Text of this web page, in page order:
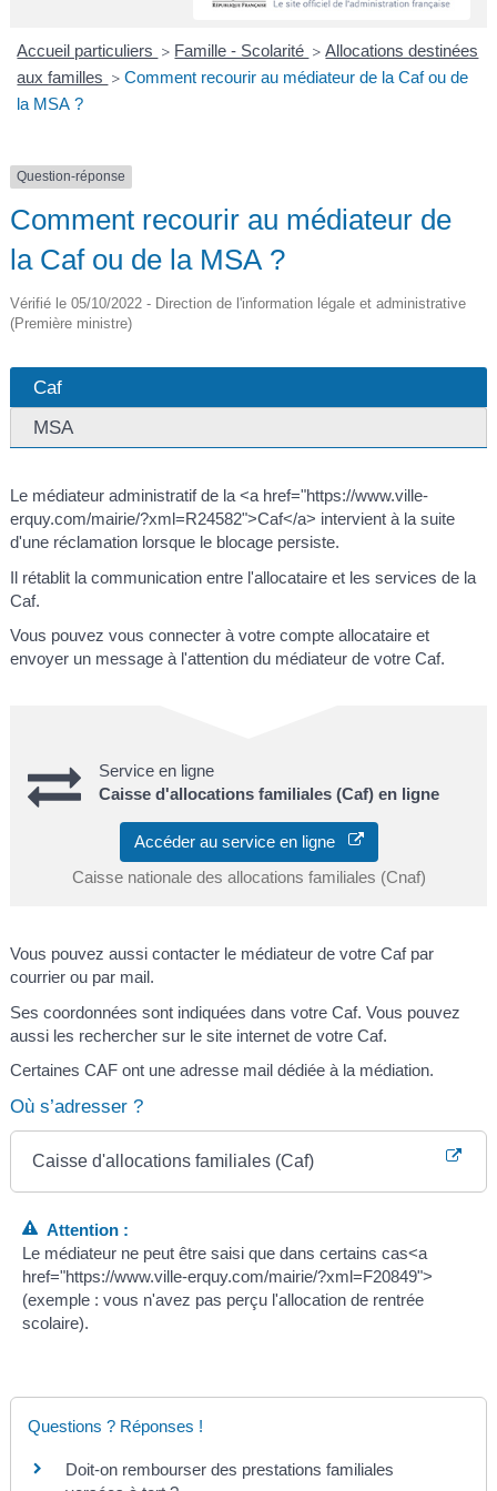
R IE
Accueil particuliers > Famille - Scolarité > Allocations destinées
aux familles > Comment recourir au médiateur de la Caf ou de
la MSA ?
Question-réponse
Comment recourir au médiateur de
la Caf ou de la MSA ?
Vérifié le 05/10/2022 - Direction de l'information légale et administrative
(Première ministre)
Caf
MSA
Le médiateur administratif de la <a href="https://www.ville-
erquy.com/mairie/?xml=R24582">Caf</a> intervient à la suite
d'une réclamation lorsque le blocage persiste.
Il rétablit la communication entre l'allocataire et les services de la
Caf.
Vous pouvez vous connecter à votre compte allocataire et
envoyer un message à l'attention du médiateur de votre Caf.
Service en ligne
Caisse d'allocations familiales (Caf) en ligne
Accéder au service en ligne
Caisse nationale des allocations familiales (Cnaf)
Vous pouvez aussi contacter le médiateur de votre Caf par
courrier ou par mail.
Ses coordonnées sont indiquées dans votre Caf. Vous pouvez
aussi les rechercher sur le site internet de votre Caf.
Certaines CAF ont une adresse mail dédiée à la médiation.
Où s’adresser ?
Caisse d'allocations familiales (Caf)
Attention :
Le médiateur ne peut être saisi que dans certains cas<a
href="https://www.ville-erquy.com/mairie/?xml=F20849">
(exemple : vous n'avez pas perçu l'allocation de rentrée
scolaire).
Questions ? Réponses !
Doit-on rembourser des prestations familiales